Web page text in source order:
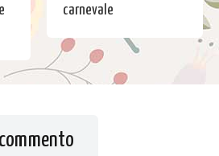
carnevale